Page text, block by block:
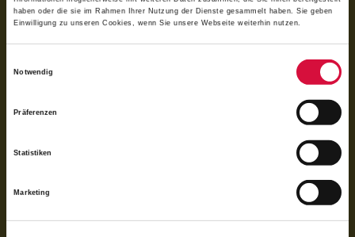
haben oder die sie im Rahmen Ihrer Nutzung der Dienste gesammelt haben. Sie geben
Einwilligung zu unseren Cookies, wenn Sie unsere Webseite weiterhin nutzen.
Notwendig
Präferenzen
Statistiken
Marketing
BIC GENODED1PAX
IBAN DE 70 3706 0193 1050 0030 07
Das Bonifatiuswerk der deutschen Katholiken e. V. ist als wegen der
freigestellt und beim Finanzamt unter der Steuernummer 339/5794/0212